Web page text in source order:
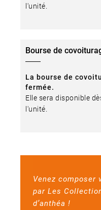
Venez composer
par Les
d’anthéa !
l'unité.
Bourse de
La bourse de
fermée.
Elle sera disponible
l'unité.